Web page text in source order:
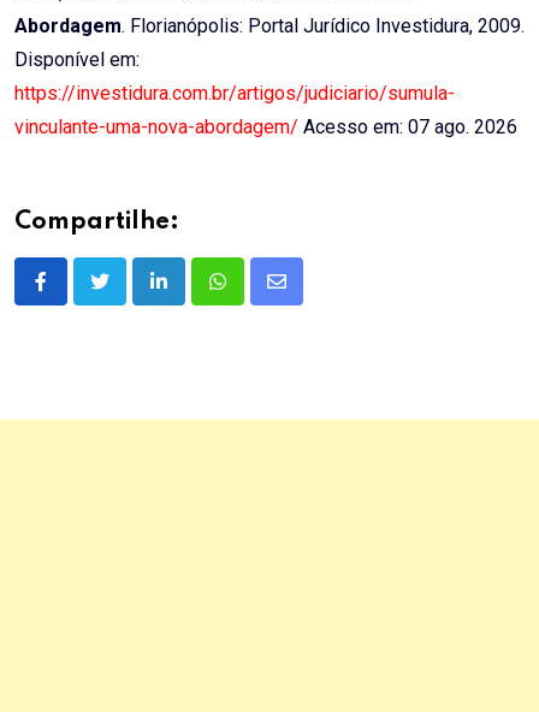
Abordagem. Florianópolis: Portal Jurídico Investidura, 2009.
Disponível em:
https://investidura.com.br/artigos/judiciario/sumula-
vinculante-uma-nova-abordagem/ Acesso em: 07 ago. 2026
Compartilhe:
LinkedInWhatsappShare